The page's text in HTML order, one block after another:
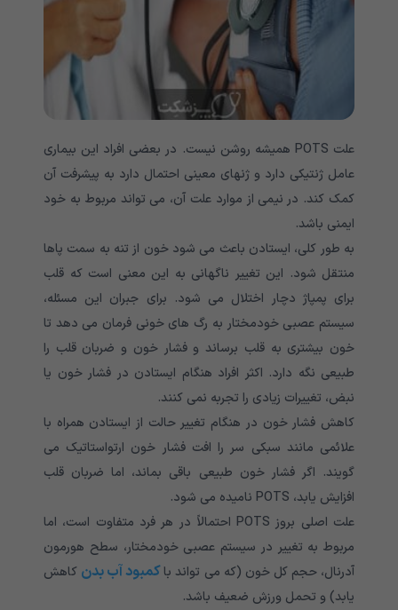
علت POTS همیشه روشن نیست. در بعضی افراد این بیماری
عامل ژنتیکی دارد و ژنهای معینی احتمال دارد به پیشرفت آن
کمک کند. در نیمی از موارد علت آن، می تواند مربوط به خود
ایمنی باشد.
به طور کلی، ایستادن باعث می شود خون از تنه به سمت پاها
منتقل شود. این تغییر ناگهانی به این معنی است که قلب
برای پمپاژ دچار اختلال می شود. برای جبران این مسئله،
سیستم عصبی خودمختار به رگ های خونی فرمان می دهد تا
خون بیشتری به قلب برساند و فشار خون و ضربان قلب را
طبیعی نگه دارد. اکثر افراد هنگام ایستادن در فشار خون یا
نبض، تغییرات زیادی را تجربه نمی کنند.
کاهش فشار خون در هنگام تغییر حالت از ایستادن همراه با
علائمی مانند سبکی سر را افت فشار خون ارتواستاتیک می
گویند. اگر فشار خون طبیعی باقی بماند، اما ضربان قلب
افزایش یابد، POTS نامیده می شود.
علت اصلی بروزPOTS
احتمالاً در هر فرد متفاوت است، اما
مربوط به تغییر در سیستم عصبی خودمختار، سطح هورمون
آدرنال، حجم کل خون (که می تواند باکمبود آب بدن کاهش
یابد) و تحمل ورزش ضعیف باشد.